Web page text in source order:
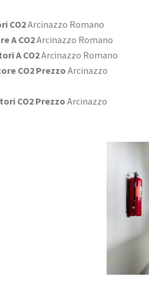
CO2Arcinazzo Romano
A CO2Arcinazzo Romano
A CO2Arcinazzo Romano
CO2 PrezzoArcinazzo
CO2 Prezzo Arcinazzo